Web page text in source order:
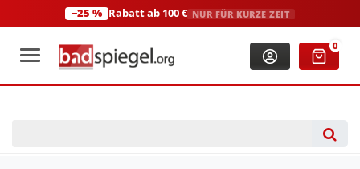
−25 % Rabatt ab 100 € NUR FÜR KURZE ZEIT
+49 (0)2306 3744580 0